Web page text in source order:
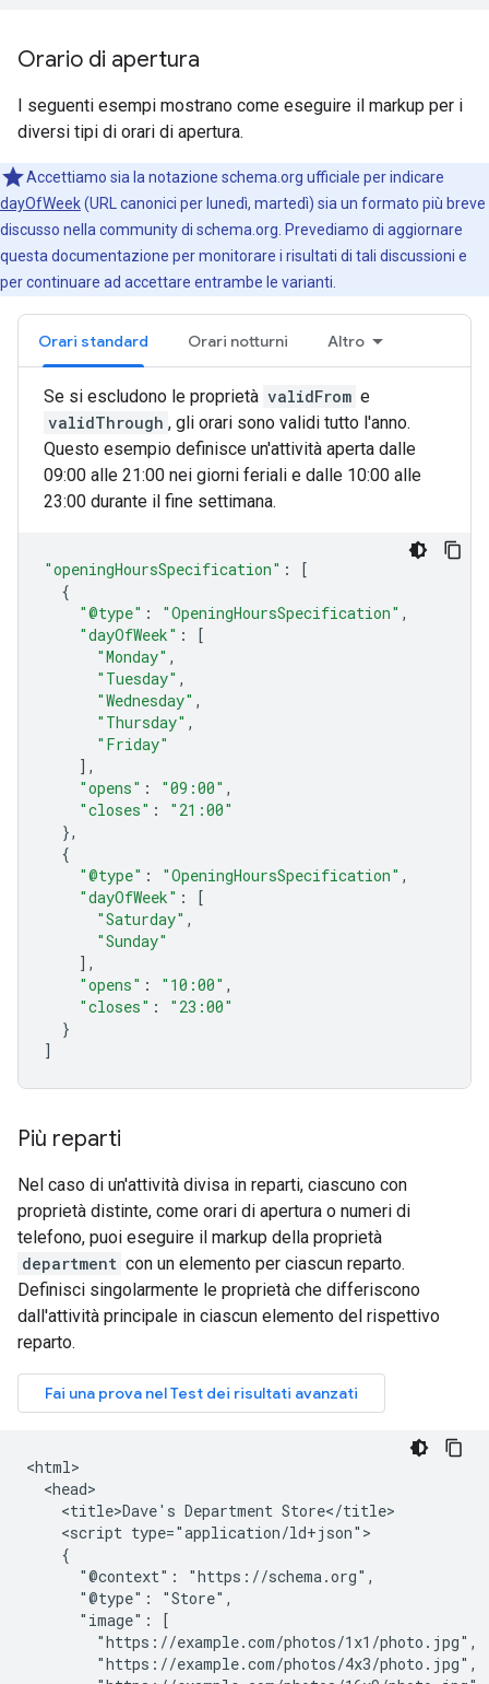
Orario di apertura
I seguenti esempi mostrano come eseguire il markup per i
diversi tipi di orari di apertura.
Accettiamo sia la notazione schema.org ufficiale per indicare
dayOfWeek(URL canonici per lunedì, martedì) sia un formato più breve
discusso nella community di schema.org. Prevediamo di aggiornare
questa documentazione per monitorare i risultati di tali discussioni e
per continuare ad accettare entrambe le varianti.
Orari standard Orari notturni Altro
Se si escludono le proprietà validFrom e
validThrough , gli orari sono validi tutto l'anno.
Questo esempio definisce un'attività aperta dalle
09:00 alle 21:00 nei giorni feriali e dalle 10:00 alle
23:00 durante il fine settimana.
"openingHoursSpecification" :
[
{
"@type" : "OpeningHoursSpecification" ,
"dayOfWeek" :
[
"Monday" ,
"Tuesday" ,
"Wednesday" ,
"Thursday" ,
"Friday"
],
"opens" : "09:00" ,
"closes" :
"21:00"
},
{
"@type" : "OpeningHoursSpecification" ,
"dayOfWeek" :
[
"Saturday" ,
"Sunday"
],
"opens" : "10:00" ,
"closes" :
"23:00"
}
]
Più reparti
Nel caso di un'attività divisa in reparti, ciascuno con
proprietà distinte, come orari di apertura o numeri di
telefono, puoi eseguire il markup della proprietà
department con un elemento per ciascun reparto.
Definisci singolarmente le proprietà che differiscono
dall'attività principale in ciascun elemento del rispettivo
reparto.
<html>
  <head>
    <title>Dave's Department Store</title>
    <script type="application/ld+json">
    {
      "@context": "https://schema.org",
      "@type": "Store",
      "image": [
        "https://example.com/photos/1x1/photo.jpg",
        "https://example.com/photos/4x3/photo.jpg",